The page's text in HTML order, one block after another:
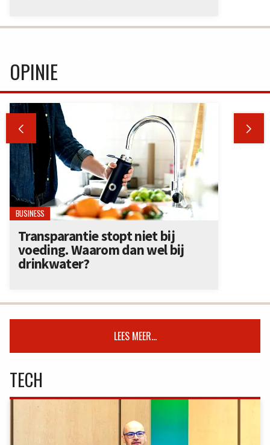
OPINIE
 
BUSINESS
Transparantie stopt niet bij
voeding. Waarom dan wel bij
drinkwater?
LEES MEER...
TECH